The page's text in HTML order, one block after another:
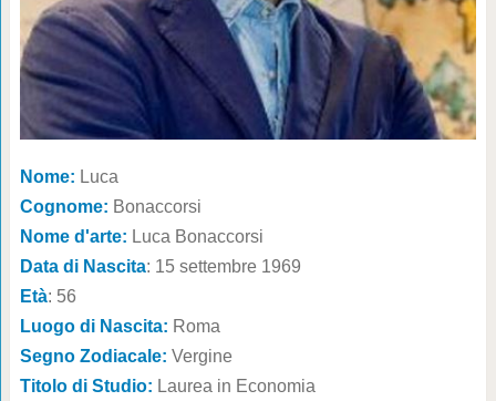
Nome: Luca
Cognome: Bonaccorsi
Nome d'arte: Luca Bonaccorsi
Data di Nascita: 15 settembre 1969
Età: 56
Luogo di Nascita: Roma
Segno Zodiacale: Vergine
Titolo di Studio: Laurea in Economia